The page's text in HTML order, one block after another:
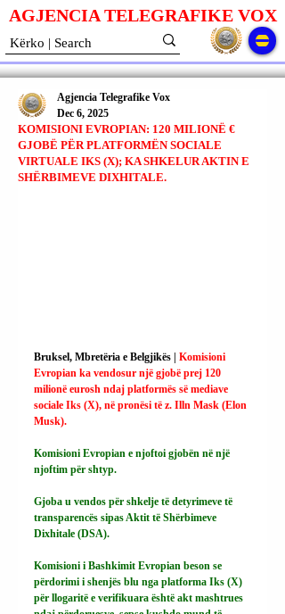
AGJENCIA TELEGRAFIKE VOX
KOMISIONI EVROPIAN: 120 MILIONË €
GJOBË PËR PLATFORMËN SOCIALE
VIRTUALE IKS (X); KA SHKELUR AKTIN E
SHËRBIMEVE DIXHITALE.
Agjencia Telegrafike Vox
Dec 6, 2025
Bruksel, Mbretëria e Belgjikës | Komisioni
Evropian ka vendosur një gjobë prej 120
milionë eurosh ndaj platformës së mediave
sociale Iks (X), në pronësi të z. Illn Mask (Elon
Musk).
Komisioni Evropian e njoftoi gjobën në një
njoftim për shtyp.
Gjoba u vendos për shkelje të detyrimeve të
transparencës sipas Aktit të Shërbimeve
Dixhitale (DSA).
Komisioni i Bashkimit Evropian beson se
përdorimi i shenjës blu nga platforma Iks (X)
për llogaritë e verifikuara është akt mashtrues